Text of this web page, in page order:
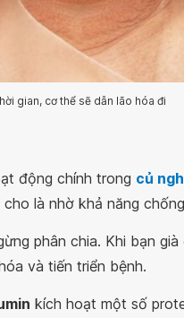
gian, cơ thể sẽ dẫn lão hóa đi
động chính trong củ
là nhờ khả năng
phân chia. Khi bạn
và tiến triển bệnh.
kích hoạt một số